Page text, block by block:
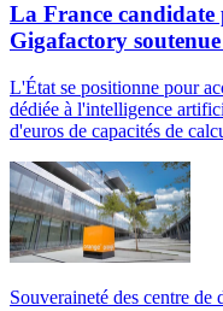
La France
Gigafactory
L'État se positionne pour
dédiée à l'intelligence
d'euros de capacités de
Souveraineté des centre de